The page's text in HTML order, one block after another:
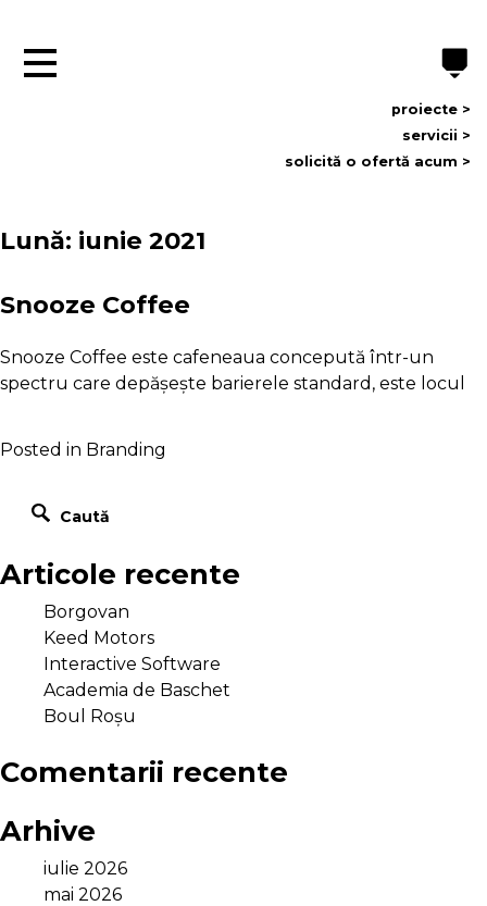
×
PROIECTE
EN
Telefon: +40 752 55 66 55
Copyright © 2012 - 2026 Blackpen Designs SRL, Toate
drepturile rezervate
proiecte >
servicii >
solicită o ofertă acum >
Lună: iunie 2021
Snooze Coffee
Snooze Coffee este cafeneaua concepută într-un
spectru care depășește barierele standard, este locul
Posted in Branding
Articole recente
Borgovan
Keed Motors
Interactive Software
Academia de Baschet
Boul Roșu
Comentarii recente
Arhive
iulie 2026
mai 2026